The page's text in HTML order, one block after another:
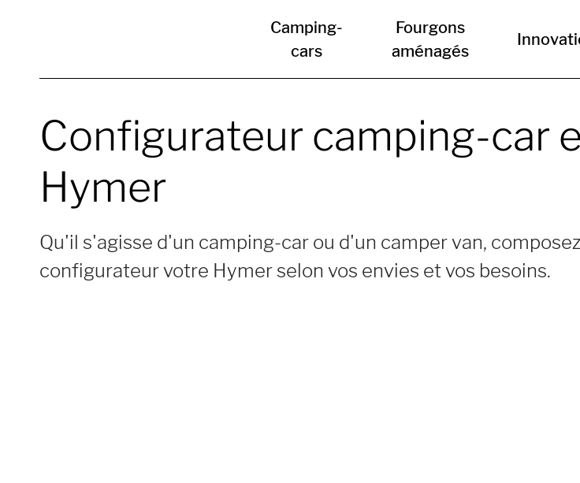
Camping-
cars
Fourgons
aménagés
Configurateur camping-car
Hymer
Qu'il s'agisse d'un camping-car ou d'un camper van,
configurateur votre Hymer selon vos envies et vos besoins.